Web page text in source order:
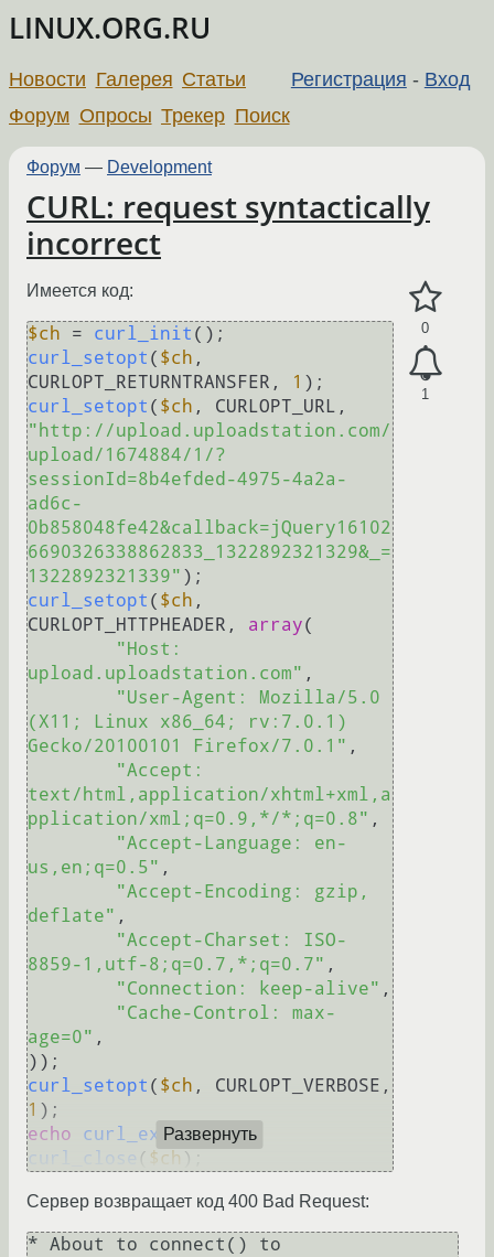
LINUX.ORG.RU
Регистрация - Вход
Новости Галерея Статьи
Форум Опросы Трекер Поиск
Форум — Development
CURL: request syntactically
incorrect
0
1
Имеется код:
$ch = curl_init
curl_setopt ( $ch ,
CURLOPT_RETURNTRANSFER,
1
curl_setopt ( $ch
"http://upload.uploadstation.com/
upload/1674884/1/?
sessionId=8b4efded-4975-4a2a-
ad6c-
0b858048fe42&callback=jQuery16102
6690326338862833_1322892321329&_=
1322892321339"
curl_setopt ( $ch ,
CURLOPT_HTTPHEADER, array(
"Host:
upload.uploadstation.com" ,
"User-Agent: Mozilla/5.0
(X11; Linux x86_64; rv:7.0.1)
Gecko/20100101 Firefox/7.0.1" ,
"Accept:
text/html,application/xhtml+xml,a
pplication/xml;q=0.9,*/*;q=0.8" ,
"Accept-Language: en-
us,en;q=0.5" ,
"Accept-Encoding: gzip,
deflate" ,
"Accept-Charset: ISO-
8859-1,utf-8;q=0.7,*;q=0.7" ,
"Connection: keep-alive" ,
"Cache-Control: max-
age=0" ,
curl_setopt ( $ch
, CURLOPT_VERBOSE,
1
echo
curl_exec($ch
curl_close ( $ch
Развернуть
Сервер возвращает код 400 Bad Request:
* About to connect() to